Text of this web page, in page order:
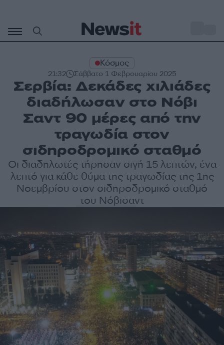
περιεχόμενο
Κόσμος
21:32 Σάββατο 1 Φεβρουαρίου 2025
Σερβία: Δεκάδες χιλιάδες
διαδήλωσαν στο Νόβι
Σαντ 90 μέρες από την
τραγωδία στον
σιδηροδρομικό σταθμό
Οι διαδηλωτές τήρησαν σιγή 15 λεπτών, ένα
λεπτό για κάθε θύμα της τραγωδίας της 1ης
Νοεμβρίου στον σιδηροδρομικό σταθμό
του Νόβισαντ